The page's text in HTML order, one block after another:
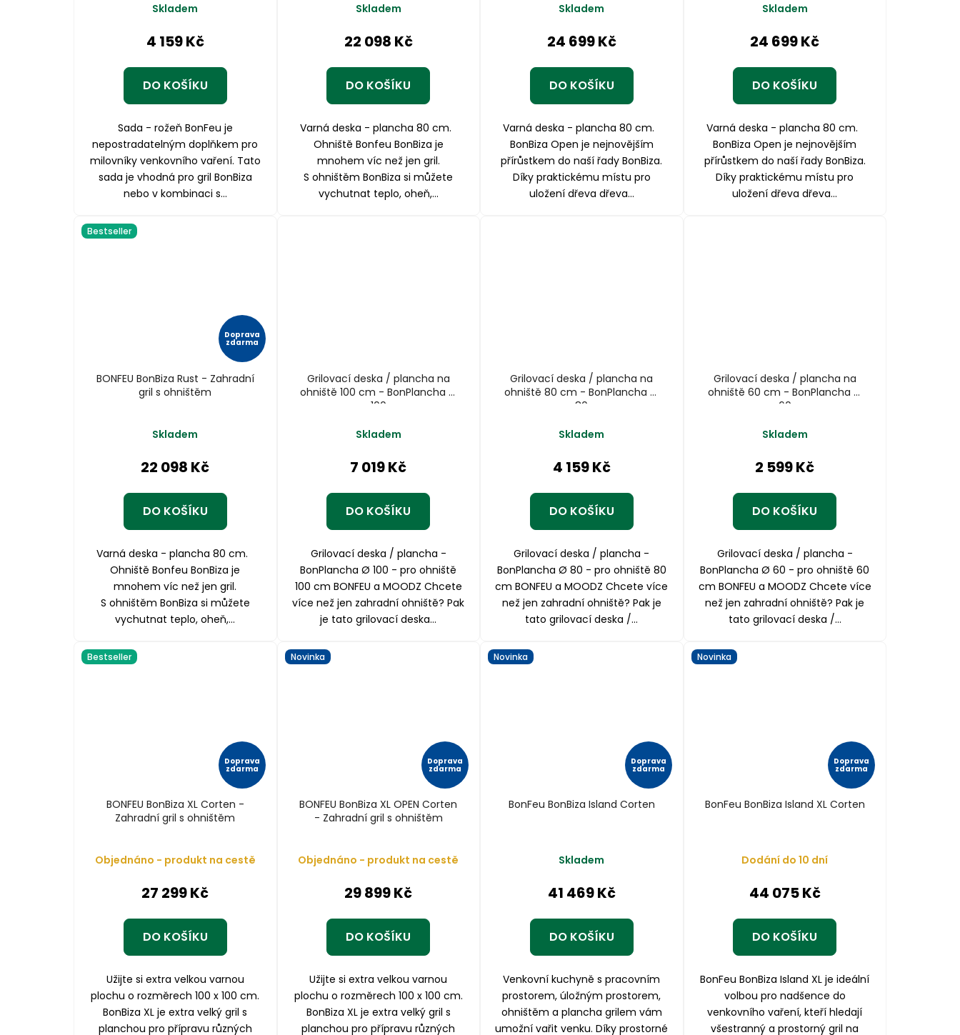
Skladem
4 159 Kč
DO KOŠÍKU
Sada - rožeň BonFeu je
nepostradatelným doplňkem pro
milovníky venkovního vaření. Tato
sada je vhodná pro gril BonBiza
nebo v kombinaci s...
Skladem
22 098 Kč
DO KOŠÍKU
Varná deska - plancha 80 cm.
Ohniště Bonfeu BonBiza je
mnohem víc než jen gril.
S ohništěm BonBiza si můžete
vychutnat teplo, oheň,...
Skladem
24 699 Kč
DO KOŠÍKU
Varná deska - plancha 80 cm.
BonBiza Open je nejnovějším
přírůstkem do naší řady BonBiza.
Díky praktickému místu pro
uložení dřeva dřeva...
Skladem
24 699 Kč
DO KOŠÍKU
Varná deska - plancha 80 cm.
BonBiza Open je nejnovějším
přírůstkem do naší řady BonBiza.
Díky praktickému místu pro
uložení dřeva dřeva...
Bestseller
Doprava
zdarma
BONFEU BonBiza Rust - Zahradní
gril s ohništěm
hodnocení
je
z
Skladem
22 098 Kč
DO KOŠÍKU
Varná deska - plancha 80 cm.
Ohniště Bonfeu BonBiza je
mnohem víc než jen gril.
S ohništěm BonBiza si můžete
vychutnat teplo, oheň,...
Grilovací deska / plancha na
ohniště 100 cm - BonPlancha Ø
100
hodnocení
je
z
Skladem
7 019 Kč
DO KOŠÍKU
Grilovací deska / plancha -
BonPlancha Ø 100 - pro ohniště
100 cm BONFEU a MOODZ Chcete
více než jen zahradní ohniště? Pak
je tato grilovací deska...
Grilovací deska / plancha na
ohniště 80 cm - BonPlancha Ø
80
hodnocení
je
z
Skladem
4 159 Kč
DO KOŠÍKU
Grilovací deska / plancha -
BonPlancha Ø 80 - pro ohniště 80
cm BONFEU a MOODZ Chcete více
než jen zahradní ohniště? Pak je
tato grilovací deska /...
Grilovací deska / plancha na
ohniště 60 cm - BonPlancha Ø
60
hodnocení
je
z
Skladem
2 599 Kč
DO KOŠÍKU
Grilovací deska / plancha -
BonPlancha Ø 60 - pro ohniště 60
cm BONFEU a MOODZ Chcete více
než jen zahradní ohniště? Pak je
tato grilovací deska /...
Bestseller
Doprava
zdarma
BONFEU BonBiza XL Corten -
Zahradní gril s ohništěm
Objednáno - produkt na cestě
27 299 Kč
DO KOŠÍKU
Užijte si extra velkou varnou
plochu o rozměrech 100 x 100 cm.
BonBiza XL je extra velký gril s
planchou pro přípravu různých
Novinka
Doprava
zdarma
BONFEU BonBiza XL OPEN Corten
- Zahradní gril s ohništěm
Objednáno - produkt na cestě
29 899 Kč
DO KOŠÍKU
Užijte si extra velkou varnou
plochu o rozměrech 100 x 100 cm.
BonBiza XL je extra velký gril s
planchou pro přípravu různých
Novinka
Doprava
zdarma
BonFeu BonBiza Island Corten
Skladem
41 469 Kč
DO KOŠÍKU
Venkovní kuchyně s pracovním
prostorem, úložným prostorem,
ohništěm a plancha grilem vám
umožní vařit venku. Díky prostorné
Novinka
Doprava
zdarma
BonFeu BonBiza Island XL Corten
Dodání do 10 dní
44 075 Kč
DO KOŠÍKU
BonFeu BonBiza Island XL je ideální
volbou pro nadšence do
venkovního vaření, kteří hledají
všestranný a prostorný gril na